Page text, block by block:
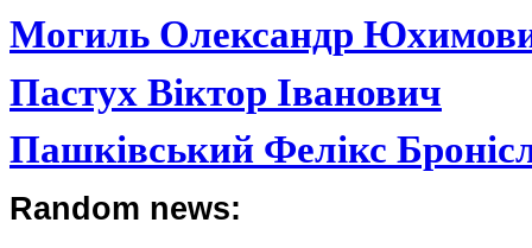
Могиль Олександр
Пастух Віктор Іванович
Пашківський Фелікс
Random news: